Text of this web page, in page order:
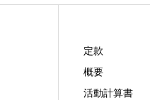
定款
概要
活動計算書